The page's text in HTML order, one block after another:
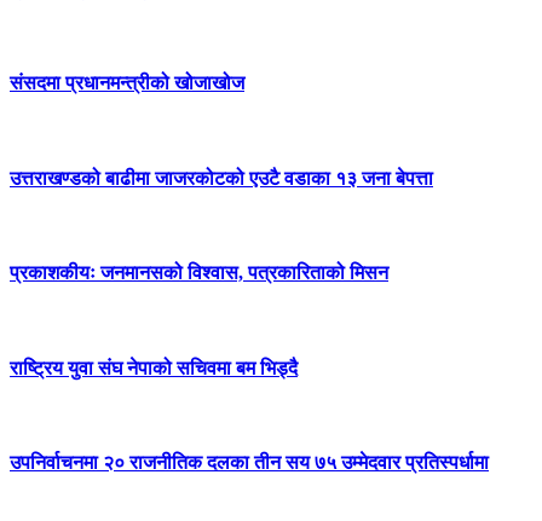
संसदमा प्रधानमन्त्रीको खोजाखोज
उत्तराखण्डको बाढीमा जाजरकोटको एउटै वडाका १३ जना बेपत्ता
प्रकाशकीयः जनमानसको विश्वास, पत्रकारिताको मिसन
राष्ट्रिय युवा संघ नेपाको सचिवमा बम भिड्दै
उपनिर्वाचनमा २० राजनीतिक दलका तीन सय ७५ उम्मेदवार प्रतिस्पर्धामा